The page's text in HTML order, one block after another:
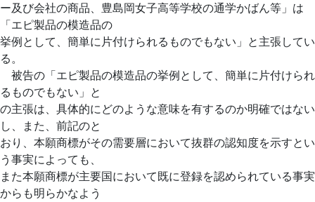
ー及び会社の商品、豊島岡女子高等学校の通学かばん等」は
「エピ製品の模造品の
挙例として、簡単に片付けられるものでもない」と主張してい
る。
被告の「エピ製品の模造品の挙例として、簡単に片付けられ
るものでもない」と
の主張は、具体的にどのような意味を有するのか明確ではない
し、また、前記のと
おり、本願商標がその需要層において抜群の認知度を示すとい
う事実によっても、
また本願商標が主要国において既に登録を認められている事実
からも明らかなよう